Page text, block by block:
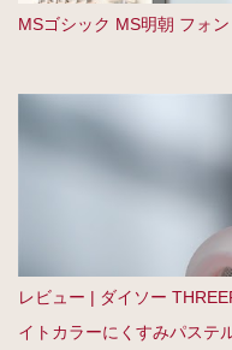
MSゴシック MS明朝 フォ
レビュー | ダイソー
イトカラーにくすみパステ